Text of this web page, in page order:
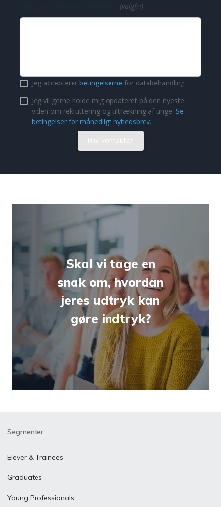
Skal vi tage en
snak om, hvordan
jeres udtryk kan
gøre indtryk?
Segmenter
Elever & Trainees
Graduates
Young Professionals